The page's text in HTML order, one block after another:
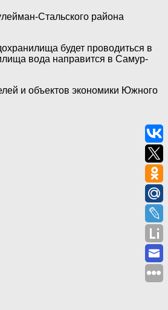
Стальского района
будет проводиться в
вода направится в Самур-
и объектов экономики Южного